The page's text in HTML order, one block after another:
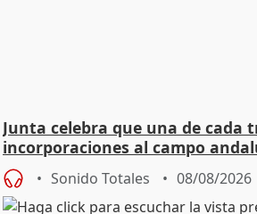
Junta celebra que una de cada
incorporaciones al campo
jóvenes
Sonido Totales 08/08/2026